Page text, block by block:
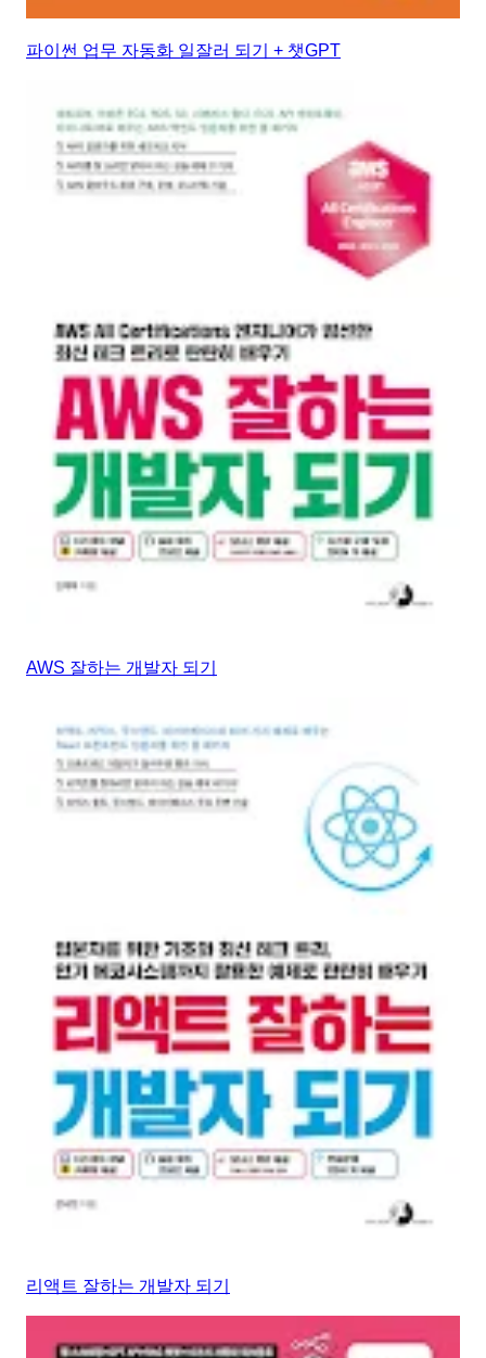
파이썬 업무 자동화 일잘러 되기 + 챗GPT
AWS 잘하는 개발자 되기
리액트 잘하는 개발자 되기